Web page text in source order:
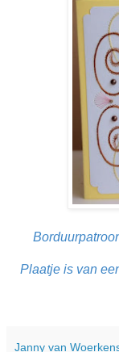
Plaatje is van
Janny van